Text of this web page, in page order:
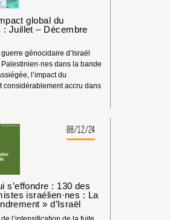
LE
CONFIRMENT
LES
ÉTATS
CÔTIERS
ET
PAVILLON »)
ONT
L’OBLIGATION
global du
: Juillet – Décembre
génocidaire d’Israël
dans la bande
l’impact du
considérablement accru dans
08/12/24
s’effondre : 130 des
israélien·nes : La
» d’Israël